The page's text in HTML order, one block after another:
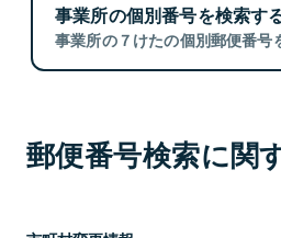
事業所の個別番号を検索す
事業所の７けたの個別郵便番号
郵便番号検索に関